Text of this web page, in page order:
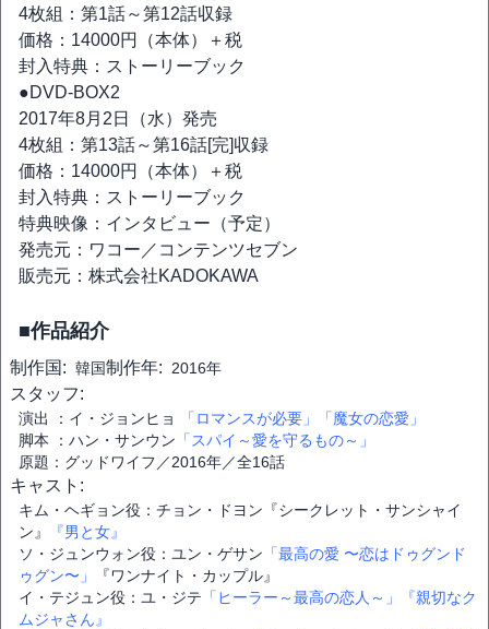
4枚組：第1話～第12話収録
価格：14000円（本体）＋税
封入特典：ストーリーブック
●DVD-BOX2
2017年8月2日（水）発売
4枚組：第13話～第16話[完]収録
価格：14000円（本体）＋税
封入特典：ストーリーブック
特典映像：インタビュー（予定）
発売元：ワコー／コンテンツセブン
販売元：株式会社KADOKAWA
■作品紹介
制作国: 韓国制作年: 2016年
スタッフ:
演出 ：イ・ジョンヒョ 「ロマンスが必要」
「魔女の恋愛」
脚本 ：ハン・サンウン 「スパイ～愛を守るもの～」
原題：グッドワイフ／2016年／全16話
キャスト:
キム・ヘギョン役：チョン・ドヨン『シークレット・サンシャイ
ン』
『男と女』
ソ・ジュンウォン役：ユン・ゲサン 「最高の愛 〜恋はドゥグンド
ゥグン〜」
『ワンナイト・カップル』
イ・テジュン役：ユ・ジテ 「ヒーラー～最高の恋人～」
『親切なク
ムジャさん』